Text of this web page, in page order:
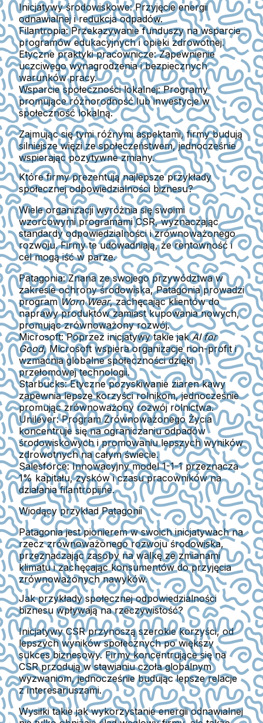
Inicjatywy środowiskowe:Przyjęcie energii
odnawialnej i redukcja odpadów.
Filantropia:Przekazywanie funduszy na wsparcie
programów edukacyjnych i opieki zdrowotnej.
Etyczne praktyki pracownicze:Zapewnienie
uczciwego wynagrodzenia i bezpiecznych
warunków pracy.
Wsparcie społeczności lokalnej:Programy
promujące różnorodność lub inwestycje w
społeczność lokalną.
Zajmując się tymi różnymi aspektami, firmy budują
silniejsze więzi ze społeczeństwem, jednocześnie
wspierając pozytywne zmiany.
Które firmy prezentują najlepsze przykłady
społecznej odpowiedzialności biznesu?
Wiele organizacji wyróżnia się swoimi
wzorcowymi programami CSR, wyznaczając
standardy odpowiedzialności i zrównoważonego
rozwoju. Firmy te udowadniają, że rentowność i
cel mogą iść w parze.
Patagonia:Znana ze swojego przywództwa w
zakresie ochrony środowiska, Patagonia prowadzi
programWorn Wear, zachęcając klientów do
naprawy produktów zamiast kupowania nowych,
promując zrównoważony rozwój.
Microsoft:Poprzez inicjatywy takie jakAI for
Good, Microsoft wspiera organizacje non-profit i
wzmacnia globalne społeczności dzięki
przełomowej technologii.
Starbucks:Etyczne pozyskiwanie ziaren kawy
zapewnia lepsze korzyści rolnikom, jednocześnie
promując zrównoważony rozwój rolnictwa.
Unilever:Program Zrównoważonego Życia
koncentruje się na ograniczaniu odpadów
środowiskowych i promowaniu lepszych wyników
zdrowotnych na całym świecie.
Salesforce:Innowacyjny model 1-1-1 przeznacza
1% kapitału, zysków i czasu pracowników na
działania filantropijne.
Wiodący przykład Patagonii
Patagonia jest pionierem w swoich inicjatywach na
rzecz zrównoważonego rozwoju środowiska,
przeznaczając zasoby na walkę ze zmianami
klimatu i zachęcając konsumentów do przyjęcia
zrównoważonych nawyków.
Jak przykłady społecznej odpowiedzialności
biznesu wpływają na rzeczywistość?
Inicjatywy CSR przynoszą szerokie korzyści, od
lepszych wyników społecznych po większy
sukces biznesowy. Firmy koncentrujące się na
CSR przodują w stawianiu czoła globalnym
wyzwaniom, jednocześnie budując lepsze relacje
z interesariuszami.
Wysiłki takie jak wykorzystanie energii odnawialnej